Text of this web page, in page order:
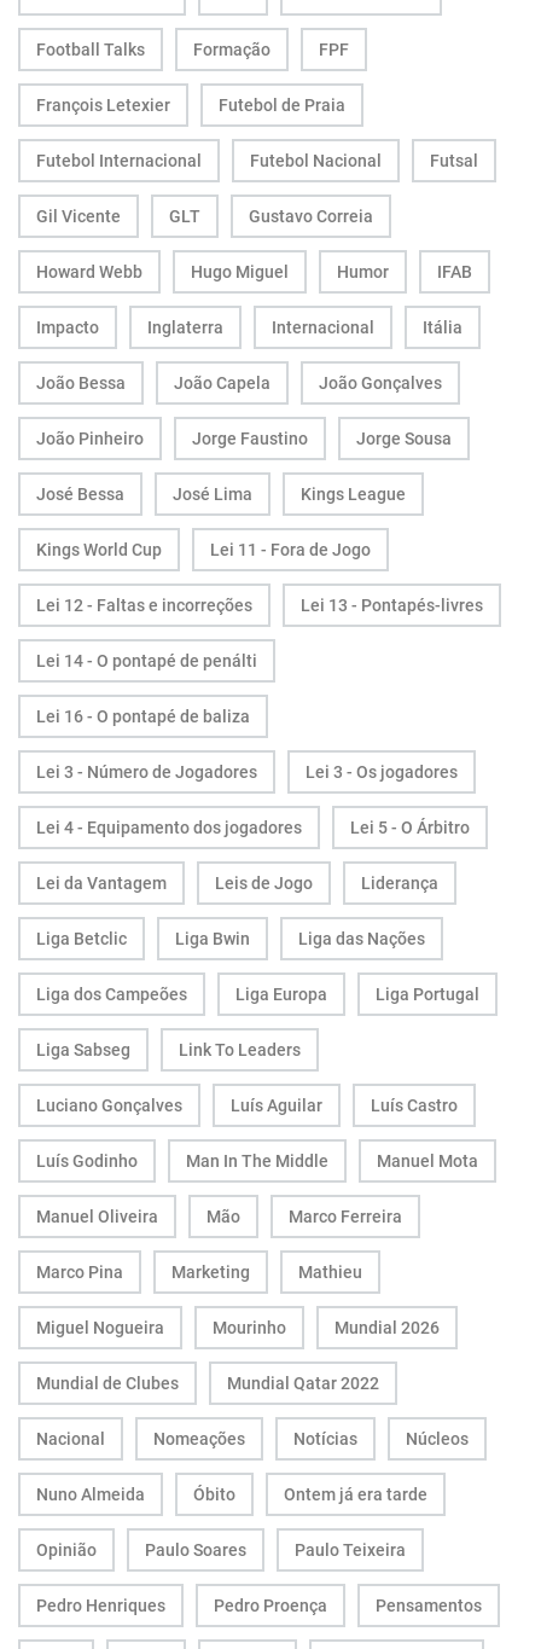
Football Talks Formação FPF
François Letexier Futebol de Praia
Futebol Internacional Futebol Nacional Futsal
Gil Vicente GLT Gustavo Correia
Howard Webb Hugo Miguel Humor IFAB
Impacto Inglaterra Internacional Itália
João Bessa João Capela João Gonçalves
João Pinheiro Jorge Faustino Jorge Sousa
José Bessa José Lima Kings League
Kings World Cup Lei 11 - Fora de Jogo
Lei 12 - Faltas e incorreções Lei 13 - Pontapés-livres
Lei 14 - O pontapé de penálti
Lei 16 - O pontapé de baliza
Lei 3 - Número de Jogadores Lei 3 - Os jogadores
Lei 4 - Equipamento dos jogadores Lei 5 - O Árbitro
Lei da Vantagem Leis de Jogo Liderança
Liga Betclic Liga Bwin Liga das Nações
Liga dos Campeões Liga Europa Liga Portugal
Liga Sabseg Link To Leaders
Luciano Gonçalves Luís Aguilar Luís Castro
Luís Godinho Man In The Middle Manuel Mota
Manuel Oliveira Mão Marco Ferreira
Marco Pina Marketing Mathieu
Miguel Nogueira Mourinho Mundial 2026
Mundial de Clubes Mundial Qatar 2022
Nacional Nomeações Notícias Núcleos
Nuno Almeida Óbito Ontem já era tarde
Opinião Paulo Soares Paulo Teixeira
Pedro Henriques Pedro Proença Pensamentos